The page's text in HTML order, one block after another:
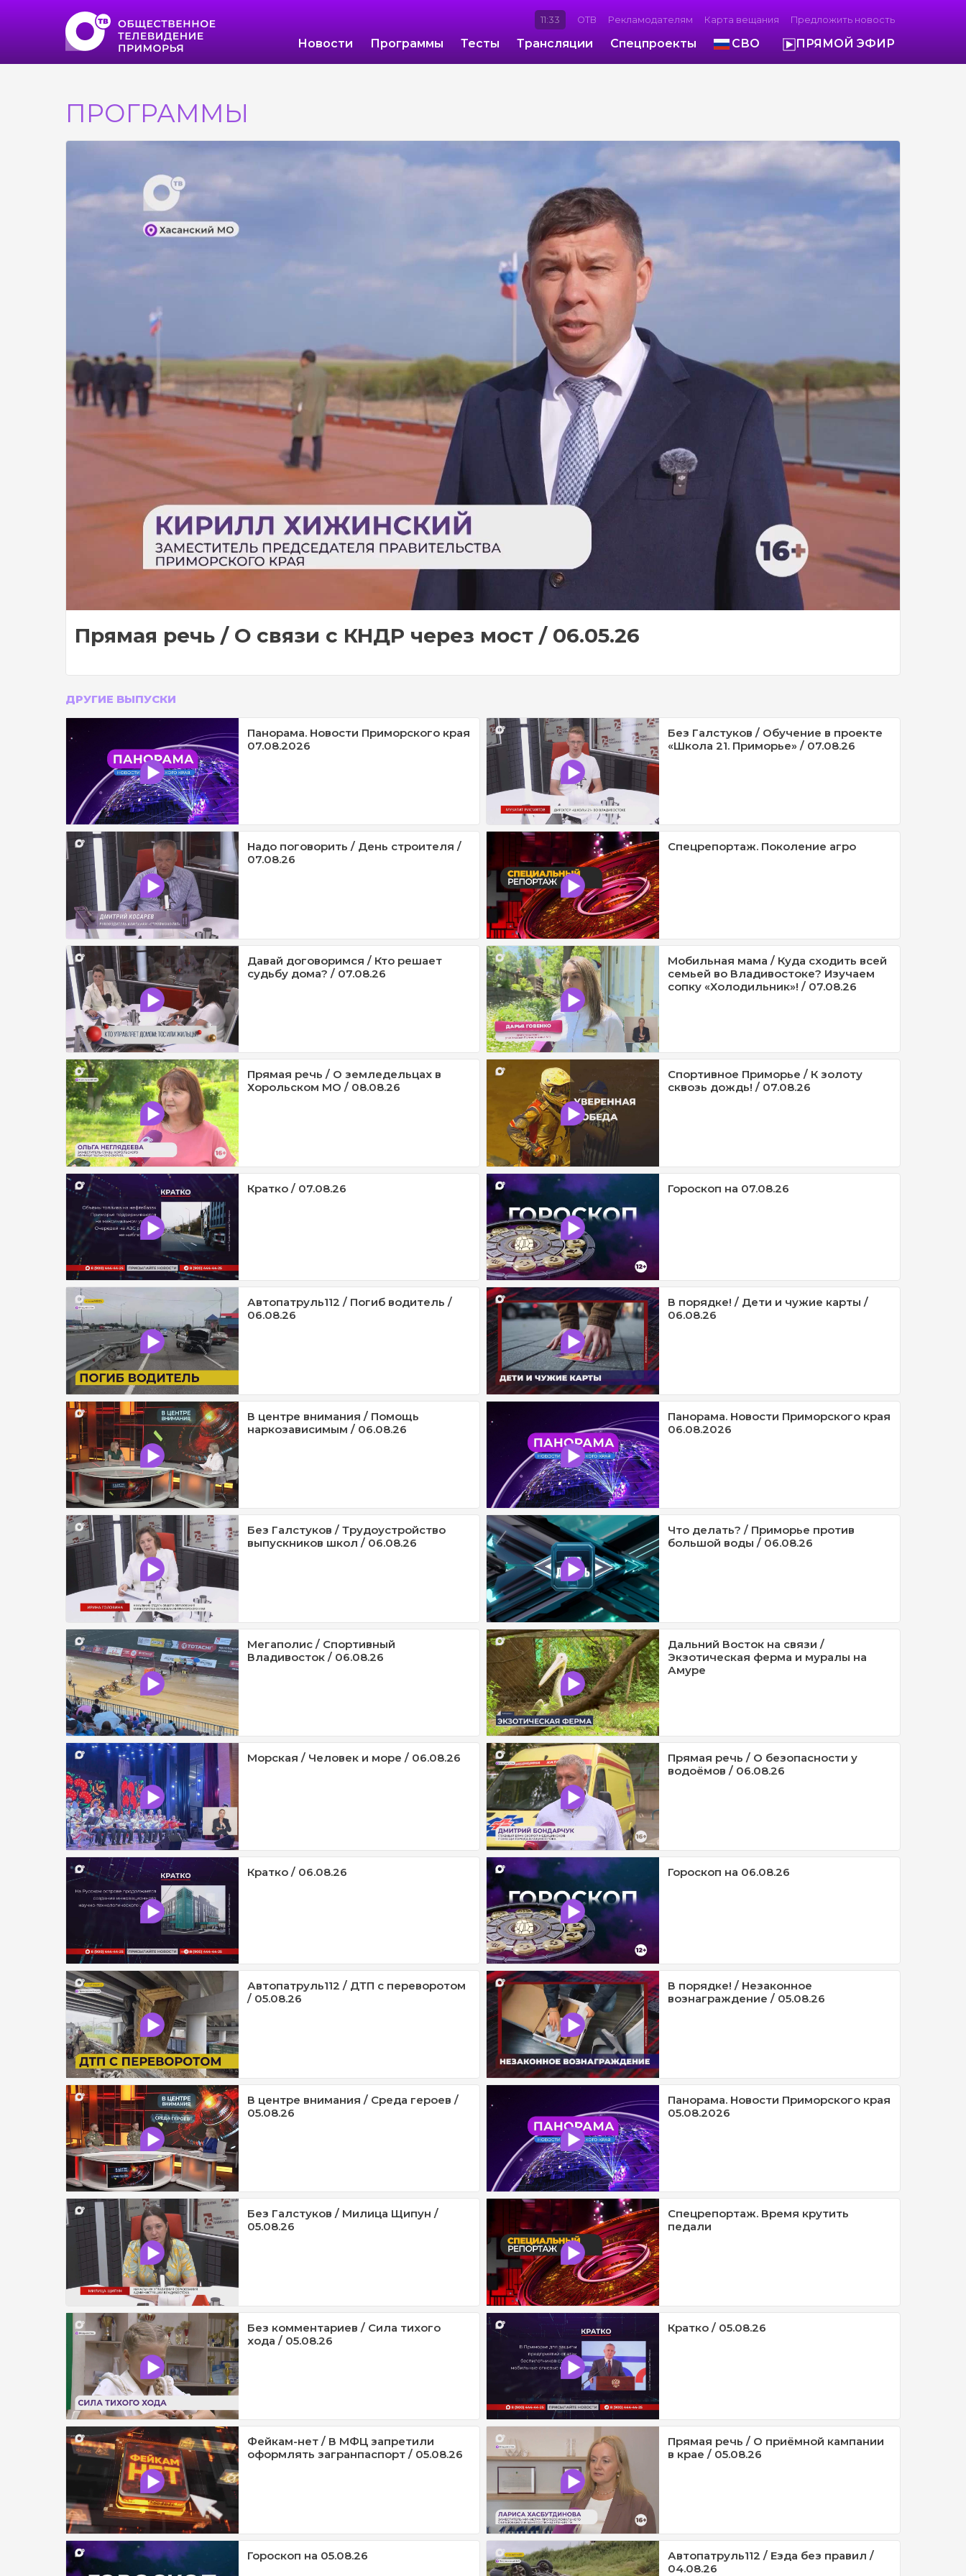
11:34 ОТВ Рекламодателям Карта вещания Предложить новость
Новости Программы Тесты Трансляции Спецпроекты СВО ПРЯМОЙ ЭФИР
ПРОГРАММЫ
Прямая речь / О связи с КНДР через мост / 06.05.26
ДРУГИЕ ВЫПУСКИ
Панорама. Новости Приморского края
07.08.2026
Без Галстуков / Обучение в проекте
«Школа 21. Приморье» / 07.08.26
Надо поговорить / День строителя /
07.08.26
Спецрепортаж. Поколение агро
Давай договоримся / Кто решает
судьбу дома? / 07.08.26
Мобильная мама / Куда сходить всей
семьей во Владивостоке? Изучаем
сопку «Холодильник»! / 07.08.26
Прямая речь / О земледельцах в
Хорольском МО / 08.08.26
Спортивное Приморье / К золоту
сквозь дождь! / 07.08.26
Кратко / 07.08.26 Гороскоп на 07.08.26
Автопатруль112 / Погиб водитель /
06.08.26
В порядке! / Дети и чужие карты /
06.08.26
В центре внимания / Помощь
наркозависимым / 06.08.26
Панорама. Новости Приморского края
06.08.2026
Без Галстуков / Трудоустройство
выпускников школ / 06.08.26
Что делать? / Приморье против
большой воды / 06.08.26
Мегаполис / Спортивный
Владивосток / 06.08.26
Дальний Восток на связи /
Экзотическая ферма и муралы на
Амуре
Морская / Человек и море / 06.08.26
Прямая речь / О безопасности у
водоёмов / 06.08.26
Кратко / 06.08.26 Гороскоп на 06.08.26
Автопатруль112 / ДТП с переворотом
/ 05.08.26
В порядке! / Незаконное
вознаграждение / 05.08.26
В центре внимания / Среда героев /
05.08.26
Панорама. Новости Приморского края
05.08.2026
Без Галстуков / Милица Щипун /
05.08.26
Спецрепортаж. Время крутить
педали
Без комментариев / Сила тихого
хода / 05.08.26
Кратко / 05.08.26
Фейкам-нет / В МФЦ запретили
оформлять загранпаспорт / 05.08.26
Прямая речь / О приёмной кампании
в крае / 05.08.26
Гороскоп на 05.08.26
Автопатруль112 / Езда без правил /
04.08.26